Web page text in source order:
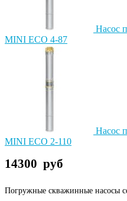
Насос
MINI ECO 4-87
Насос
MINI ECO 2-110
14300 руб
Погружные скважинные насосы